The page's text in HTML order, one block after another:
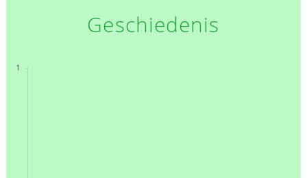
Geschiedenis